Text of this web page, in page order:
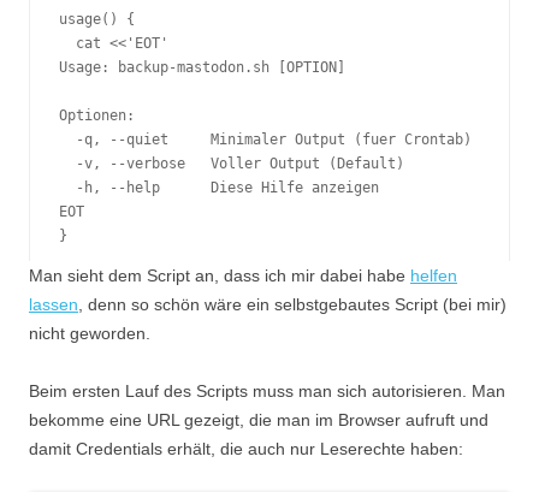
usage() {
  cat <<'EOT'
Usage: backup-mastodon.sh [OPTION]
Optionen:
  -q, --quiet     Minimaler Output (fuer Crontab)
  -v, --verbose   Voller Output (Default)
  -h, --help      Diese Hilfe anzeigen
EOT
}
while [[ $# -gt 0 ]]; do
  case "$1" in
    -q|--quiet)
      QUIET=0
      ;;
Man sieht dem Script an, dass ich mir dabei habe helfen
lassen, denn so schön wäre ein selbstgebautes Script (bei mir)
nicht geworden.
Beim ersten Lauf des Scripts muss man sich autorisieren. Man
bekomme eine URL gezeigt, die man im Browser aufruft und
damit Credentials erhält, die auch nur Leserechte haben: